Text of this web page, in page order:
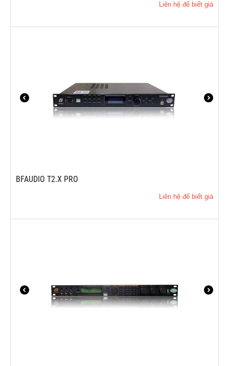
Liên hệ để biết giá
BFAUDIO T2.X PRO
Liên hệ để biết giá